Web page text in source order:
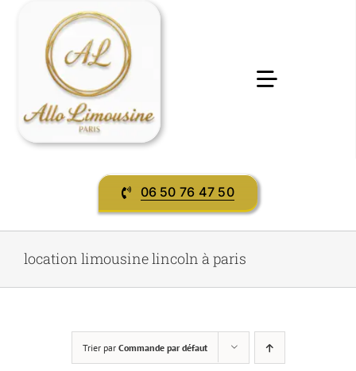
contenu
Toggle
Accueil
Préstations & services
Evènement
06 50 76 47 50
location limousine lincoln à paris
Trier par Commande par défaut